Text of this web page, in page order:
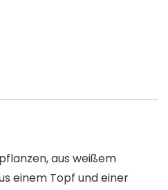
aus weißem
einem Topf und einer